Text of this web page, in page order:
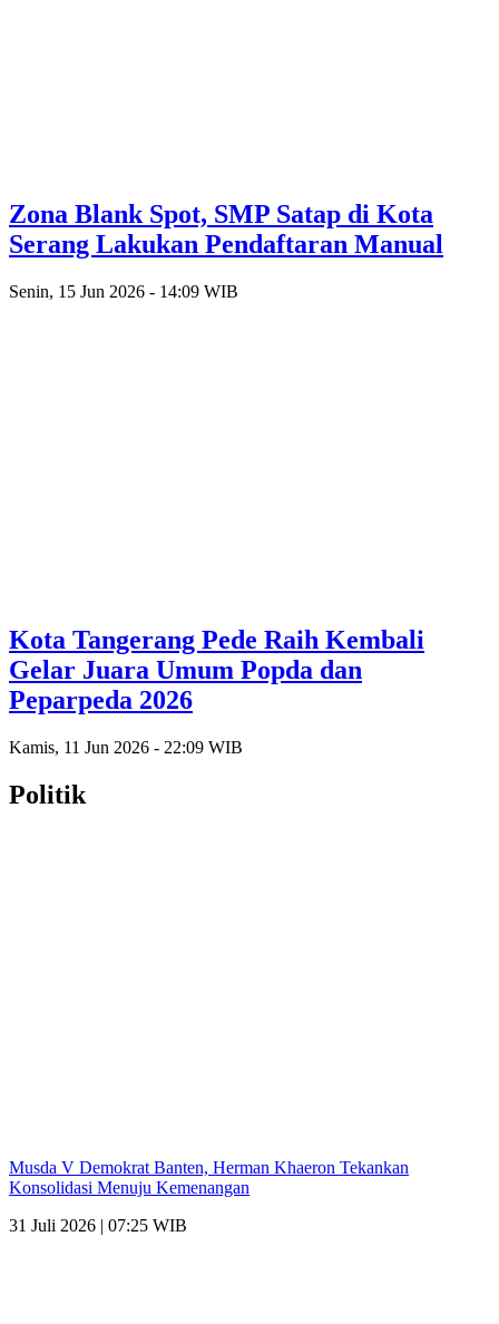
Zona Blank Spot, SMP Satap di Kota
Serang Lakukan Pendaftaran Manual
Senin, 15 Jun 2026 - 14:09 WIB
Kota Tangerang Pede Raih Kembali
Gelar Juara Umum Popda dan
Peparpeda 2026
Kamis, 11 Jun 2026 - 22:09 WIB
Politik
Musda V Demokrat Banten, Herman Khaeron Tekankan
Konsolidasi Menuju Kemenangan
31 Juli 2026 | 07:25 WIB